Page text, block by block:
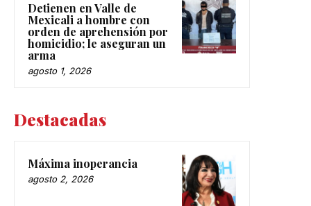
Detienen en Valle de
Mexicali a hombre con
orden de aprehensión por
homicidio; le aseguran un
arma
agosto 1, 2026
Destacadas
Máxima inoperancia
agosto 2, 2026